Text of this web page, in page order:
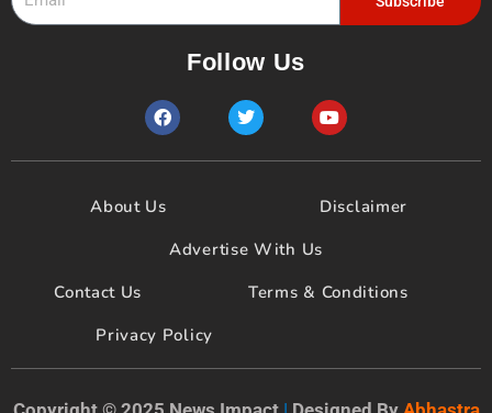
Follow Us
F
a
c
e
o
T
w
i
t
Y
o
u
t
b
e
About Us
Disclaimer
Advertise With Us
Contact Us
Terms & Conditions
Privacy Policy